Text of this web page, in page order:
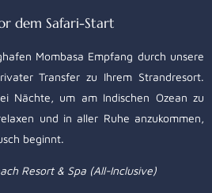
dem Safari-Start
Mombasa Empfang durch unsere
Transfer zu Ihrem Strandresort.
Nächte, um am Indischen Ozean zu
und in aller Ruhe anzukommen,
beginnt.
Resort & Spa (All-Inclusive)